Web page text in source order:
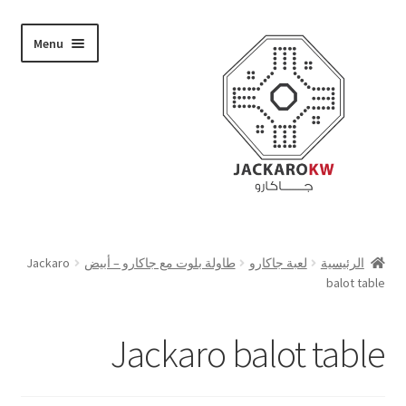
navigation
content
Menu
من نحن
الرئيسية لعبة جاكارو طاولة بلوت مع جاكارو – أبيض
Jackaro
balot table
Jackaro balot table